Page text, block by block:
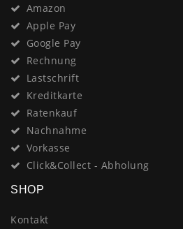
Amazon
Apple Pay
Google Pay
Rechnung
Lastschrift
Kreditkarte
Ratenkauf
Nachnahme
Vorkasse
Click&Collect - Abholung
SHOP
Kontakt